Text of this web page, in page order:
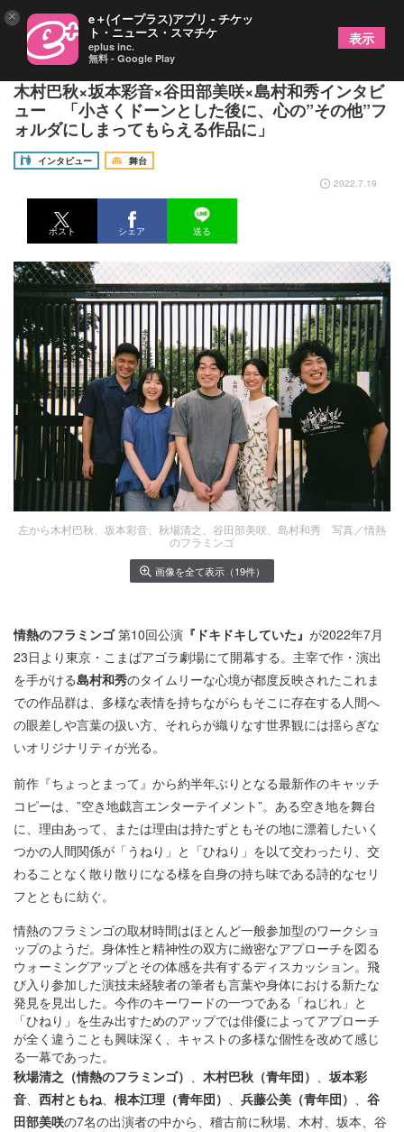
情熱のフラミンゴ『ドキドキしていた』秋場清之×
木村巴秋×坂本彩音×谷田部美咲×島村和秀インタビ
ュー 「小さくドーンとした後に、心の”その他”フ
ォルダにしまってもらえる作品に」
インタビュー
舞台
2022.7.19
ポスト シェア 送る
左から木村巴秋、坂本彩音、秋場清之、谷田部美咲、島村和秀 写真／情熱
のフラミンゴ
画像を全て表示（19件）
情熱のフラミンゴ第10回公演 『ドキドキしていた』 が2022年​7月
23日より東京・こまばアゴラ劇場にて開幕する。主宰で作・演出
を手がける島村和秀のタイムリーな心境が都度反映されたこれま
での作品群は、多様な表情を持ちながらもそこに存在する人間へ
の眼差しや言葉の扱い方、それらが織りなす世界観には揺らぎな
いオリジナリティが光る。
前作『ちょっとまって』から約半年ぶりとなる最新作のキャッチ
コピーは、”空き地戯言エンターテイメント”。ある空き地を舞台
に、理由あって、または理由は持たずともその地に漂着したいく
つかの人間関係が「うねり」と「ひねり」を以て交わったり、交
わることなく散り散りになる様を自身の持ち味である詩的なセリ
フとともに紡ぐ。
情熱のフラミンゴの取材時間はほとんど一般参加型のワークショ
ップのようだ。身体性と精神性の双方に緻密なアプローチを図る
ウォーミングアップとその体感を共有するディスカッション。飛
び入り参加した演技未経験者の筆者も言葉や身体における新たな
発見を見出した。今作のキーワードの一つである「ねじれ」と
「ひねり」を生み出すためのアップでは俳優によってアプローチ
が全く違うことも興味深く、キャストの多様な個性を改めて感じ
る一幕であった。
秋場清之（情熱のフラミンゴ） 、 木村巴秋（青年団） 、 坂本彩
音、 西村ともね、 根本江理（青年団） 、 兵藤公美（青年団） 、 谷
田部美咲の7名の出演者の中から、稽古前に秋場、木村、坂本、谷
× e＋(イープラス)アプリ - チケッ
ト・ニュース・スマチケ
eplus inc.
無料 - Google Play
表示